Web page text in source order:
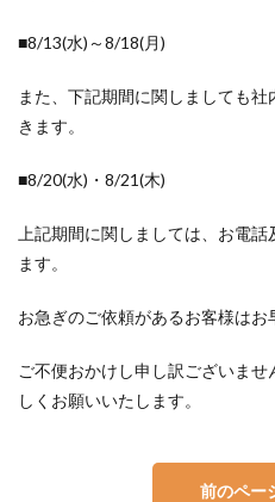
■8/13(水)～8/18(月)
また、下記期間に関しましても
きます。
■8/20(水)・8/21(木)
上記期間に関しましては、お電
ます。
お急ぎのご依頼があるお客様はお
ご不便おかけし申し訳ございま
しくお願いいたします。
前のペー